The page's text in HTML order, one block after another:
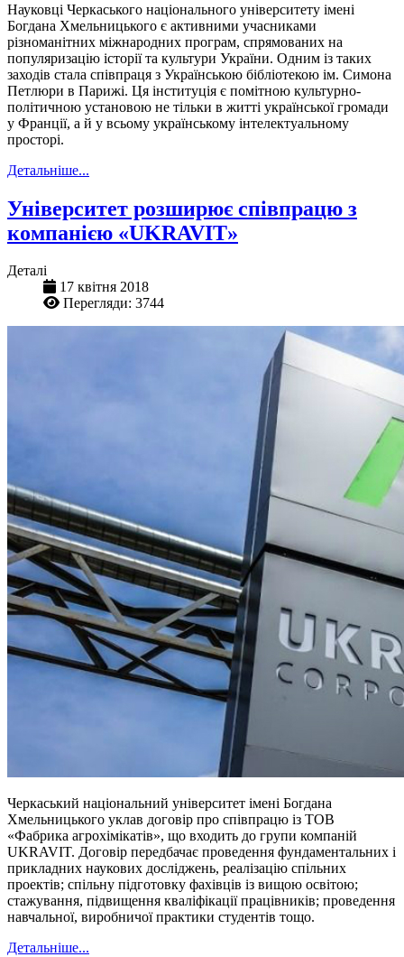
Науковці Черкаського національного університету імені
Богдана Хмельницького є активними учасниками
різноманітних міжнародних програм, спрямованих на
популяризацію історії та культури України. Одним із таких
заходів стала співпраця з Українською бібліотекою ім. Симона
Петлюри в Парижі. Ця інституція є помітною культурно-
політичною установою не тільки в житті української громади
у Франції, а й у всьому українському інтелектуальному
просторі.
Детальніше...
Університет розширює співпрацю з
компанією «UKRAVIT»
Деталі
17 квітня 2018
Перегляди: 3744
Черкаський національний університет імені Богдана
Хмельницького уклав договір про співпрацю із ТОВ
«Фабрика агрохімікатів», що входить до групи компаній
UKRAVIT. Договір передбачає проведення фундаментальних і
прикладних наукових досліджень, реалізацію спільних
проектів; спільну підготовку фахівців із вищою освітою;
стажування, підвищення кваліфікації працівників; проведення
навчальної, виробничої практики студентів тощо.
Детальніше...